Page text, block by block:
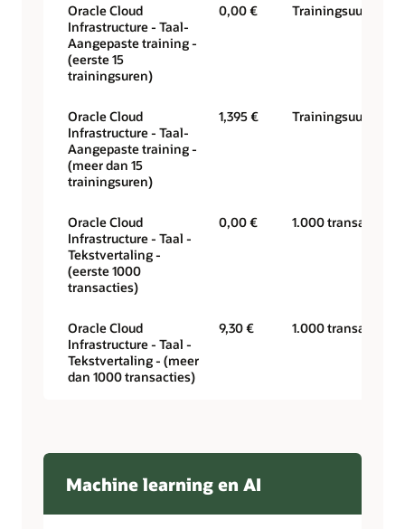
Oracle Cloud
Infrastructure - Taal-
Aangepaste training -
(eerste 15
trainingsuren)
0,00 € Trainingsuur
Oracle Cloud
Infrastructure - Taal-
Aangepaste training -
(meer dan 15
trainingsuren)
1,395 € Trainingsuur
Oracle Cloud
Infrastructure - Taal -
Tekstvertaling -
(eerste 1000
transacties)
0,00 € 1.000 transacties
Oracle Cloud
Infrastructure - Taal -
Tekstvertaling - (meer
dan 1000 transacties)
9,30 € 1.000 transacties
Machine learning en AI